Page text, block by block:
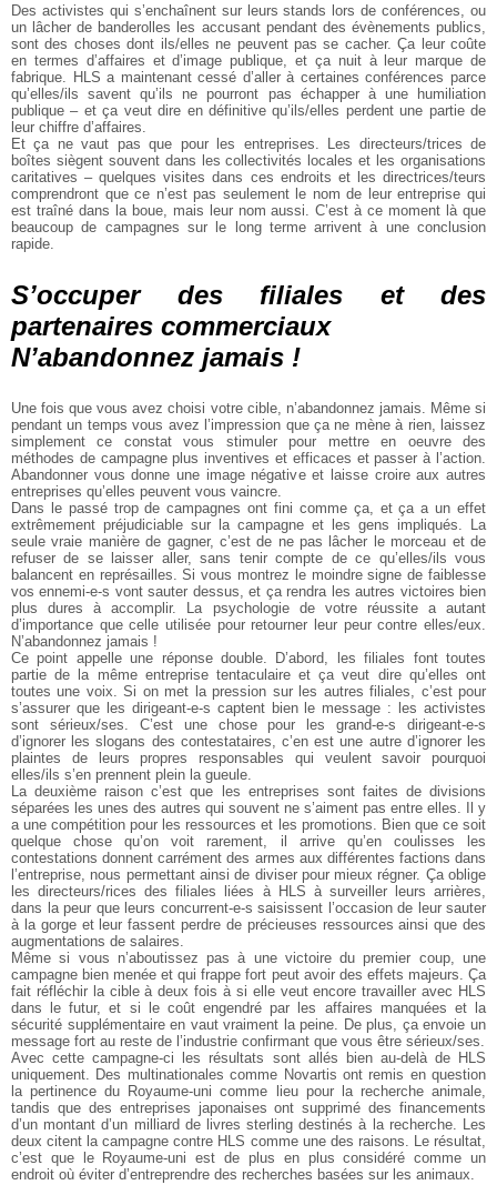
Des activistes qui s’enchaînent sur leurs stands lors de conférences, ou
un lâcher de banderolles les accusant pendant des évènements publics,
sont des choses dont ils/elles ne peuvent pas se cacher. Ça leur coûte
en termes d’affaires et d’image publique, et ça nuit à leur marque de
fabrique. HLS a maintenant cessé d’aller à certaines conférences parce
qu’elles/ils savent qu’ils ne pourront pas échapper à une humiliation
publique – et ça veut dire en définitive qu’ils/elles perdent une partie de
leur chiffre d’affaires.
Et ça ne vaut pas que pour les entreprises. Les directeurs/trices de
boîtes siègent souvent dans les collectivités locales et les organisations
caritatives – quelques visites dans ces endroits et les directrices/teurs
comprendront que ce n’est pas seulement le nom de leur entreprise qui
est traîné dans la boue, mais leur nom aussi. C’est à ce moment là que
beaucoup de campagnes sur le long terme arrivent à une conclusion
rapide.
S’occuper des filiales et des
partenaires commerciaux
N’abandonnez jamais !
Une fois que vous avez choisi votre cible, n’abandonnez jamais. Même si
pendant un temps vous avez l’impression que ça ne mène à rien, laissez
simplement ce constat vous stimuler pour mettre en oeuvre des
méthodes de campagne plus inventives et efficaces et passer à l’action.
Abandonner vous donne une image négative et laisse croire aux autres
entreprises qu’elles peuvent vous vaincre.
Dans le passé trop de campagnes ont fini comme ça, et ça a un effet
extrêmement préjudiciable sur la campagne et les gens impliqués. La
seule vraie manière de gagner, c’est de ne pas lâcher le morceau et de
refuser de se laisser aller, sans tenir compte de ce qu’elles/ils vous
balancent en représailles. Si vous montrez le moindre signe de faiblesse
vos ennemi-e-s vont sauter dessus, et ça rendra les autres victoires bien
plus dures à accomplir. La psychologie de votre réussite a autant
d’importance que celle utilisée pour retourner leur peur contre elles/eux.
N’abandonnez jamais !
Ce point appelle une réponse double. D’abord, les filiales font toutes
partie de la même entreprise tentaculaire et ça veut dire qu’elles ont
toutes une voix. Si on met la pression sur les autres filiales, c’est pour
s’assurer que les dirigeant-e-s captent bien le message : les activistes
sont sérieux/ses. C’est une chose pour les grand-e-s dirigeant-e-s
d’ignorer les slogans des contestataires, c’en est une autre d’ignorer les
plaintes de leurs propres responsables qui veulent savoir pourquoi
elles/ils s’en prennent plein la gueule.
La deuxième raison c’est que les entreprises sont faites de divisions
séparées les unes des autres qui souvent ne s’aiment pas entre elles. Il y
a une compétition pour les ressources et les promotions. Bien que ce soit
quelque chose qu’on voit rarement, il arrive qu’en coulisses les
contestations donnent carrément des armes aux différentes factions dans
l’entreprise, nous permettant ainsi de diviser pour mieux régner. Ça oblige
les directeurs/rices des filiales liées à HLS à surveiller leurs arrières,
dans la peur que leurs concurrent-e-s saisissent l’occasion de leur sauter
à la gorge et leur fassent perdre de précieuses ressources ainsi que des
augmentations de salaires.
Même si vous n’aboutissez pas à une victoire du premier coup, une
campagne bien menée et qui frappe fort peut avoir des effets majeurs. Ça
fait réfléchir la cible à deux fois à si elle veut encore travailler avec HLS
dans le futur, et si le coût engendré par les affaires manquées et la
sécurité supplémentaire en vaut vraiment la peine. De plus, ça envoie un
message fort au reste de l’industrie confirmant que vous être sérieux/ses.
Avec cette campagne-ci les résultats sont allés bien au-delà de HLS
uniquement. Des multinationales comme Novartis ont remis en question
la pertinence du Royaume-uni comme lieu pour la recherche animale,
tandis que des entreprises japonaises ont supprimé des financements
d’un montant d’un milliard de livres sterling destinés à la recherche. Les
deux citent la campagne contre HLS comme une des raisons. Le résultat,
c’est que le Royaume-uni est de plus en plus considéré comme un
endroit où éviter d’entreprendre des recherches basées sur les animaux.